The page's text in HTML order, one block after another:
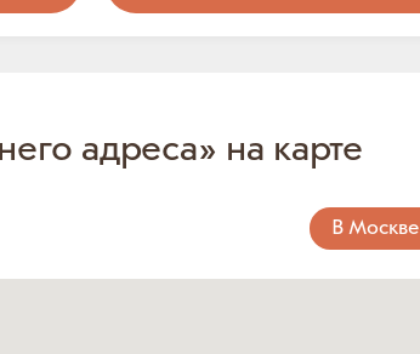
адреса» на карте
В Москве